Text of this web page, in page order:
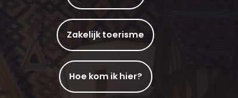
Zakelijk toerisme
Hoe kom ik hier?